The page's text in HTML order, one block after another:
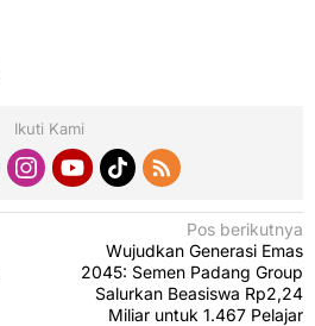
Ikuti Kami
Pos berikutnya
Wujudkan Generasi Emas
2045: Semen Padang Group
Salurkan Beasiswa Rp2,24
Miliar untuk 1.467 Pelajar